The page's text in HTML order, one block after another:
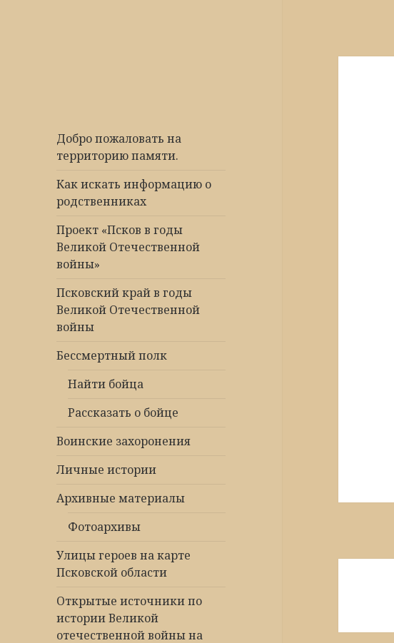
Добро пожаловать на
территорию памяти.
Как искать информацию о
родственниках
Проект «Псков в годы
Великой Отечественной
войны»
Псковский край в годы
Великой Отечественной
войны
Бессмертный полк
Найти бойца
Рассказать о бойце
Воинские захоронения
Личные истории
Архивные материалы
Фотоархивы
Улицы героев на карте
Псковской области
Открытые источники по
истории Великой
отечественной войны на